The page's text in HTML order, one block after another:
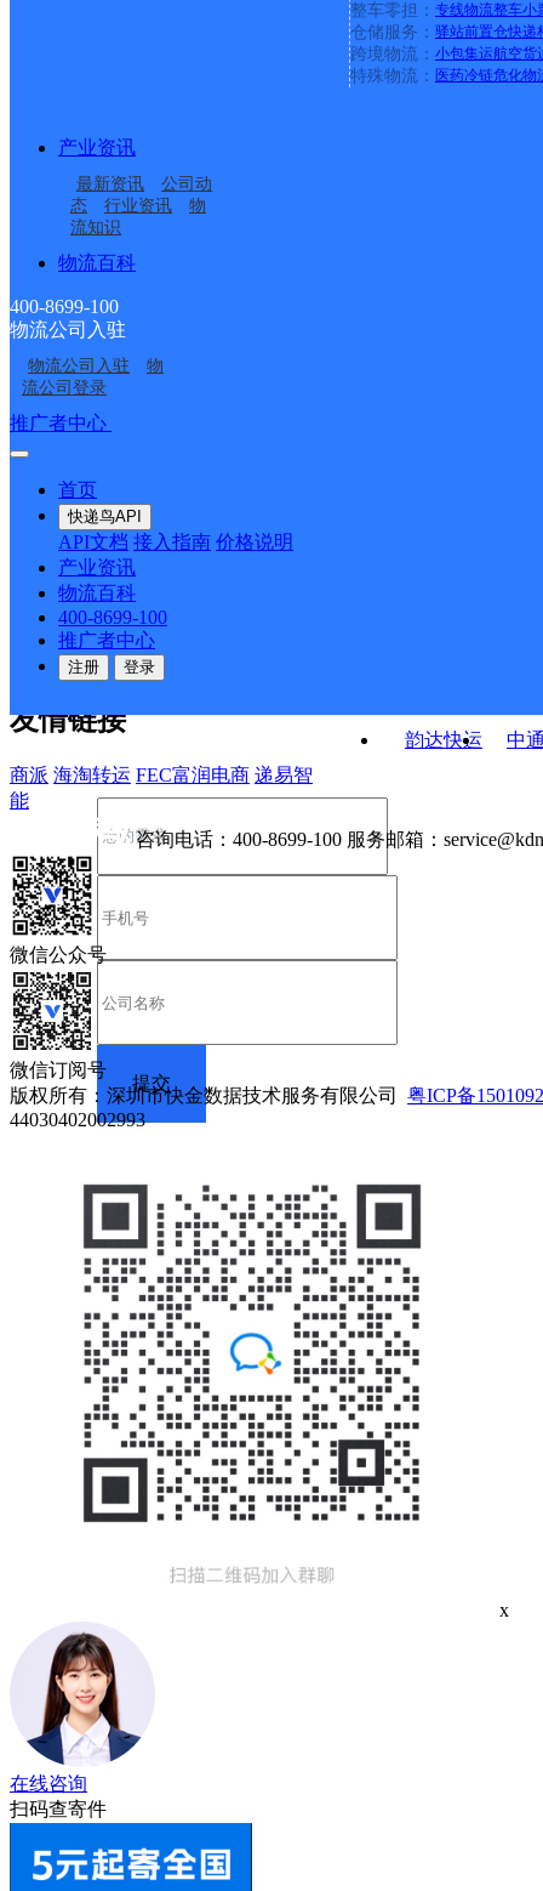
整车零担： 专线物流整车小
仓储服务： 驿站前置仓快递
跨境物流： 小包集运航空货
特殊物流： 医药冷链危化物
产业资讯
最新资讯
公司动
态
行业资讯
物
流知识
物流百科
400-8699-100
物流公司入驻
物流公司入驻
物
流公司登录
推广者中心
首页
快递鸟API
API文档 接入指南 价格说明
产业资讯
物流百科
400-8699-100
推广者中心
注册 登录
中国邮政集团有限公司新疆维吾尔自治区叶城县
部
谢家集区蔡家岗街道合
作点ID6631
谢家集区李郢孜镇合作
点ID4703
李郢孜邮政所
孤堆乡邮政所
望峰岗邮政所
李郢孜镇
韵达快运
中
接口API
API接口 DEMO下载
关于我们
公司介绍 企业动态
合作伙伴 快递鸟接口服务协议
户隐私政策
友情链接
商派 海淘转运 FEC富润电商 递易智
能
咨询电话： 400-8699-100 服务邮箱：
微信公众号
微信订阅号
版权所有：深圳市快金数据技术服务有限公司 粤ICP备
44030402002993
x
在线咨询
扫码查寄件